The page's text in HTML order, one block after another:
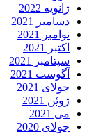
ژانویه 2022
دسامبر 2021
نوامبر 2021
اکتبر 2021
سپتامبر 2021
آگوست 2021
جولای 2021
ژوئن 2021
می 2021
جولای 2020